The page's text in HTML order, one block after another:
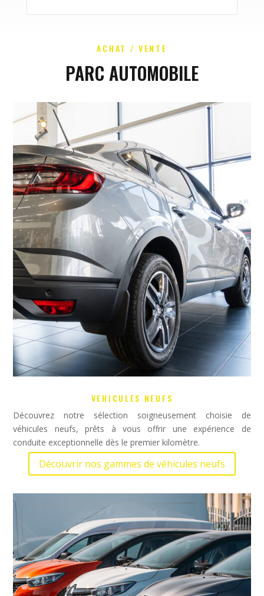
ACHAT / VENTE
PARC AUTOMOBILE
VEHICULES NEUFS
Découvrez notre sélection soigneusement choisie de
véhicules neufs, prêts à vous offrir une expérience de
conduite exceptionnelle dès le premier kilomètre.
Découvrir nos gammes de véhicules neufs